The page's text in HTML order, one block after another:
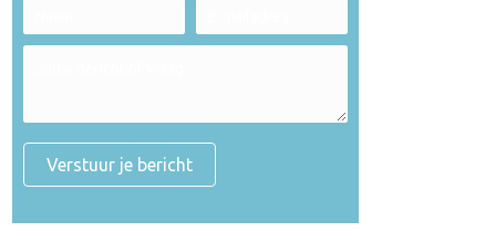
Verstuur je bericht